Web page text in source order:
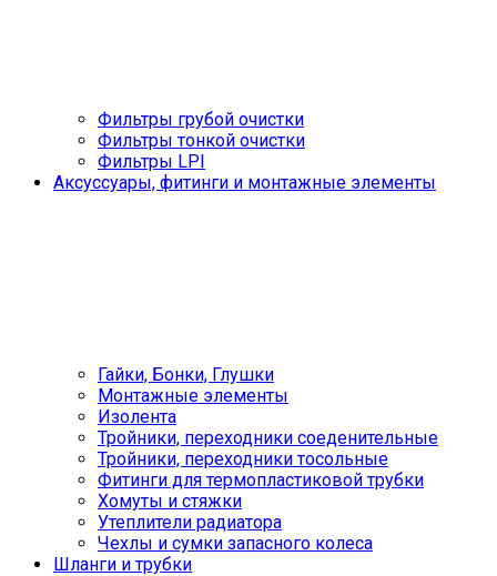
Фильтры грубой очистки
Фильтры тонкой очистки
Фильтры LPI
Аксуссуары, фитинги и монтажные элементы
Гайки, Бонки, Глушки
Монтажные элементы
Изолента
Тройники, переходники соеденительные
Тройники, переходники тосольные
Фитинги для термопластиковой трубки
Хомуты и стяжки
Утеплители радиатора
Чехлы и сумки запасного колеса
Шланги и трубки